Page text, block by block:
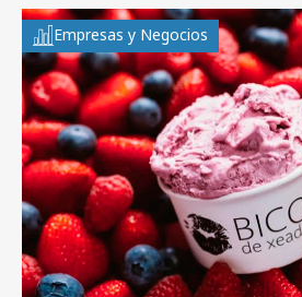
Empresas y Negocios